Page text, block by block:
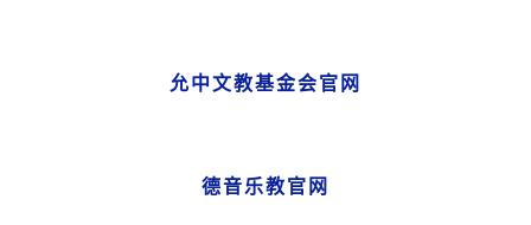
允中文教基金会官网
德音乐教官网